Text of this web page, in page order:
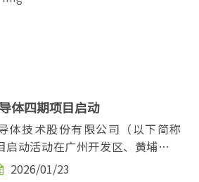
体四期项目启动
体技术股份有限公司（以下简称
动活动在广州开发区、黄埔区举
约252亿元，规划建设月产能4万...
2026/01/23